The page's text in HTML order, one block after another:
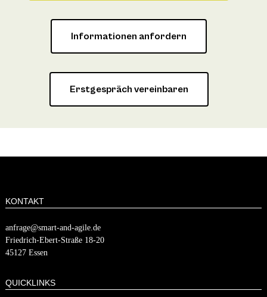
Informationen anfordern
Erstgespräch vereinbaren
KONTAKT
anfrage@smart-and-agile.de
​​Friedrich-Ebert-Straße 18-20
45127 Essen
QUICKLINKS